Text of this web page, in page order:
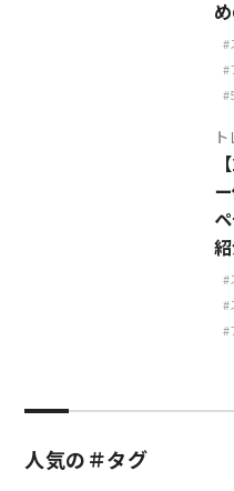
人気の＃タグ